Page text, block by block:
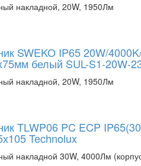
накладной, 20W, 1950Лм
SWEKO IP65 20W/
белый SUL-S1-20W-
накладной, 20W, 1950Лм
TLWP06 PC ECP
Technolux
накладной 30W, 4000Лм